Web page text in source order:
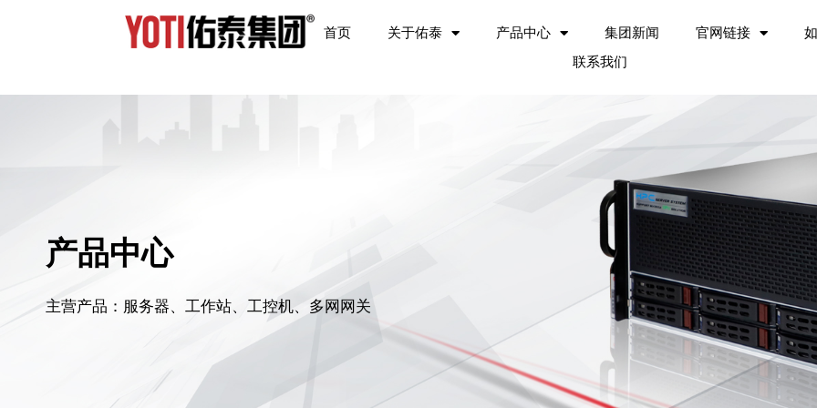
首页 关于佑泰 产品中心 集团新闻 官网链接
联系我们
产品中心
主营产品：服务器、工作站、工控机、多网网关